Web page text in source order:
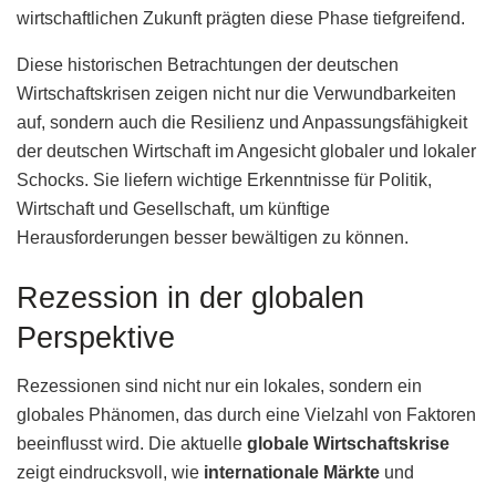
wirtschaftlichen Zukunft prägten diese Phase tiefgreifend.
Diese historischen Betrachtungen der deutschen
Wirtschaftskrisen zeigen nicht nur die Verwundbarkeiten
auf, sondern auch die Resilienz und Anpassungsfähigkeit
der deutschen Wirtschaft im Angesicht globaler und lokaler
Schocks. Sie liefern wichtige Erkenntnisse für Politik,
Wirtschaft und Gesellschaft, um künftige
Herausforderungen besser bewältigen zu können.
Rezession in der globalen
Perspektive
Rezessionen sind nicht nur ein lokales, sondern ein
globales Phänomen, das durch eine Vielzahl von Faktoren
beeinflusst wird. Die aktuelle globale Wirtschaftskrise
zeigt eindrucksvoll, wie internationale Märkte und